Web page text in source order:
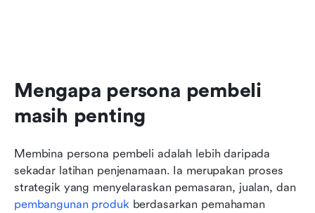
Mengapa persona pembeli
masih penting
Membina persona pembeli adalah lebih daripada
sekadar latihan penjenamaan. Ia merupakan proses
pembangunan produk berdasarkan pemahaman